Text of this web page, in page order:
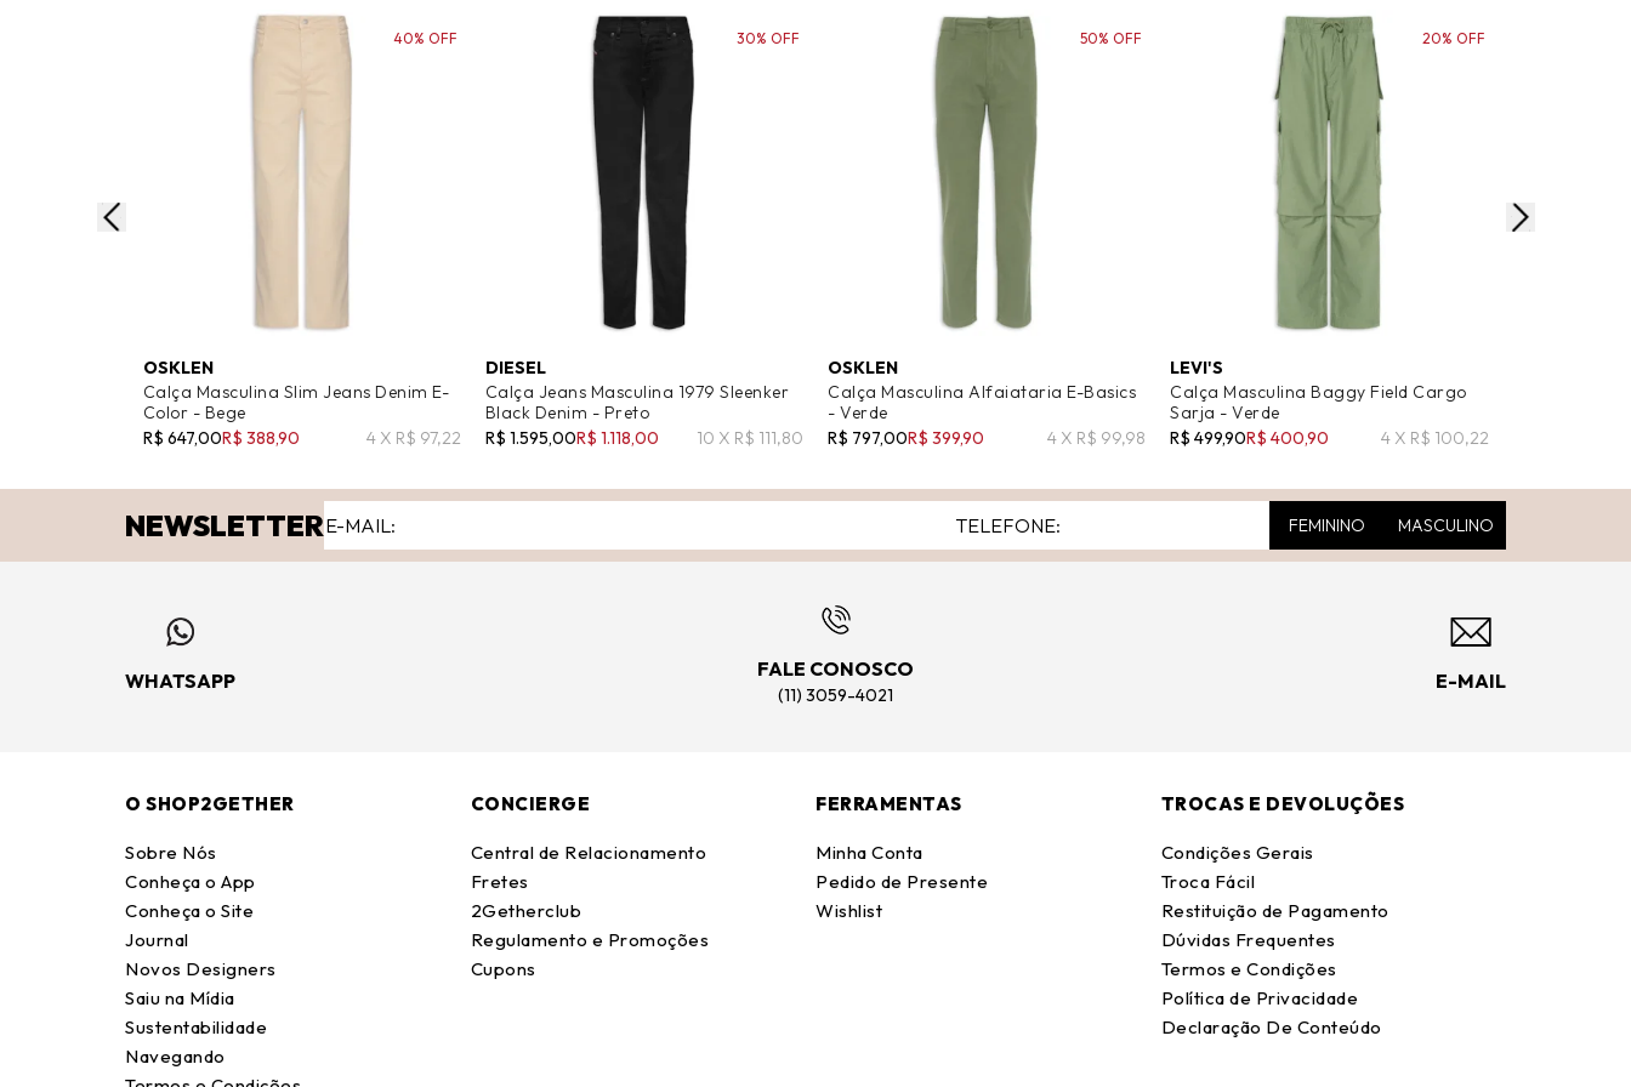
OSKLEN
Calça Masculina Slim Jeans Denim E-
Color - Bege
R$ 647,00R$ 388,90 4 X R$ 97,22
40% OFF
DIESEL
Calça Jeans Masculina 1979 Sleenker
Black Denim - Preto
R$ 1.595,00R$ 1.118,00 10 X R$ 111,80
30% OFF
OSKLEN
Calça Masculina Alfaiataria E-Basics
- Verde
R$ 797,00R$ 399,90 4 X R$ 99,98
50% OFF
LEVI'S
Calça Masculina Baggy Field Cargo
Sarja - Verde
R$ 499,90R$ 400,90 4 X R$ 100,22
20% OFF
NEWSLETTER FEMININO MASCULINO
WHATSAPP
FALE CONOSCO
(11) 3059-4021
E-MAIL
O SHOP2GETHER
Sobre Nós
Conheça o App
Conheça o Site
Journal
Novos Designers
Saiu na Mídia
Sustentabilidade
Navegando
CONCIERGE
Central de Relacionamento
Fretes
2Getherclub
Regulamento e Promoções
Cupons
FERRAMENTAS
Minha Conta
Pedido de Presente
Wishlist
TROCAS E DEVOLUÇÕES
Condições Gerais
Troca Fácil
Restituição de Pagamento
Dúvidas Frequentes
Termos e Condições
Política de Privacidade
Declaração De Conteúdo